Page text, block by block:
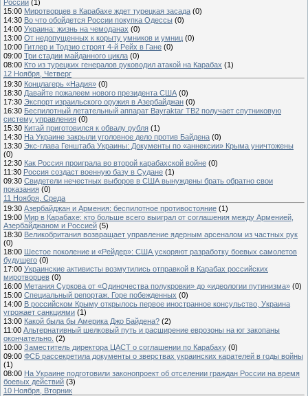
России (1)
15:00 Миротворцев в Карабахе ждет турецкая засада (0)
14:30 Во что обойдется России покупка Одессы (0)
14:00 Украина: жизнь на чемоданах (0)
13:00 От недопущенных к корыту умников и умниц (0)
10:00 Гитлер и Тодзио строят 4-й Рейх в Гане (0)
09:00 Три стадии майданного цикла (0)
08:00 Кто из турецких генералов руководил атакой на Карабах (1)
12 Ноября, Четверг
19:30 Концлагерь «Надия» (0)
18:30 Давайте пожалеем нового президента США (0)
17:30 Экспорт израильского оружия в Азербайджан (0)
16:30 Беспилотный летательный аппарат Bayraktar TB2 получает спутниковую
систему управления (0)
15:30 Китай приготовился к обвалу рубля (1)
14:30 На Украине закрыли уголовное дело против Байдена (0)
13:30 Экс-глава Генштаба Украины: Документы по «аннексии» Крыма уничтожены
(0)
12:30 Как Россия проиграла во второй карабахской войне (0)
11:30 Россия создаст военную базу в Судане (1)
09:30 Свидетели нечестных выборов в США вынуждены брать обратно свои
показания (0)
11 Ноября, Среда
19:30 Азербайджан и Армения: беспилотное противостояние (1)
19:00 Мир в Карабахе: кто больше всего выиграл от соглашения между Арменией,
Азербайджаном и Россией (5)
18:30 Великобритания возвращает управление ядерным арсеналом из частных рук
(0)
18:00 Шестое поколение и «Рейдер»: США ускоряют разработку боевых самолетов
будущего (0)
17:00 Украинские активисты возмутились отправкой в Карабах российских
миротворцев (0)
16:00 Метания Суркова от «Одиночества полукровки» до «идеологии путинизма» (0)
15:00 Специальный репортаж. Горе побежденных (0)
14:00 В российском Крыму открылось первое иностранное консульство, Украина
угрожает санкциями (1)
13:00 Какой была бы Америка Джо Байдена? (2)
11:00 Альтернативный шелковый путь и расширение еврозоны на юг закопаны
окончательно. (2)
10:00 Заместитель директора ЦАСТ о соглашении по Карабаху (0)
09:00 ФСБ рассекретила документы о зверствах украинских карателей в годы войны
(1)
08:00 На Украине подготовили законопроект об отселении граждан России на время
боевых действий (3)
10 Ноября, Вторник